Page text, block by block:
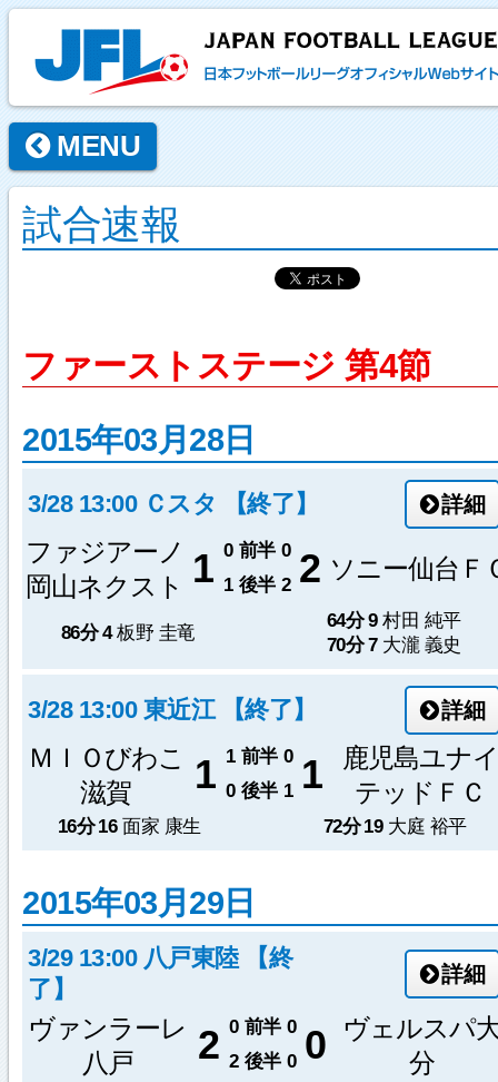
MENU
試合速報
ファーストステージ 第4節
2015年03月28日
3/28 13:00 Ｃスタ 【終了】 詳細
ファジアーノ
岡山ネクスト 1 0 前半 0 2 ソニー仙台Ｆ
1 後半 2
86分 4 板野 圭竜
64分 9 村田 純平
70分 7 大瀧 義史
3/28 13:00 東近江 【終了】 詳細
ＭＩＯびわこ
滋賀
1 1 前半 0 1
鹿児島ユナイ
テッドＦＣ
0 後半 1
16分 16 面家 康生 72分 19 大庭 裕平
2015年03月29日
3/29 13:00 八戸東陸 【終
了】
詳細
ヴァンラーレ
八戸
2 0 前半 0 0
ヴェルスパ
分
2 後半 0